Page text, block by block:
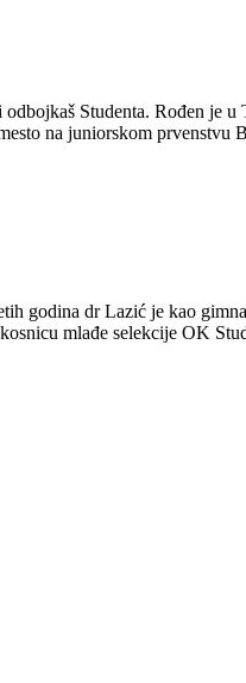
Studenta. Rođen je
na juniorskom prvenstvu
godina dr Lazić je kao
mlađe selekcije OK